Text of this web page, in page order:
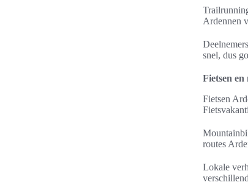
Ardennen
snel, dus
Fietsen
Fietsen
routes
Lokale